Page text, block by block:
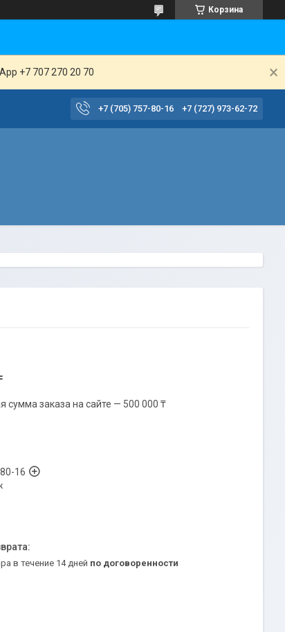
Корзина
+7 707 270 20 70
+7 (705) 757-80-16 +7 (727) 973-62-72
сумма заказа на сайте — 500 000 ₸
16
в течение 14 дней по договоренности